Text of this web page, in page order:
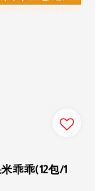
乖乖(12包/1